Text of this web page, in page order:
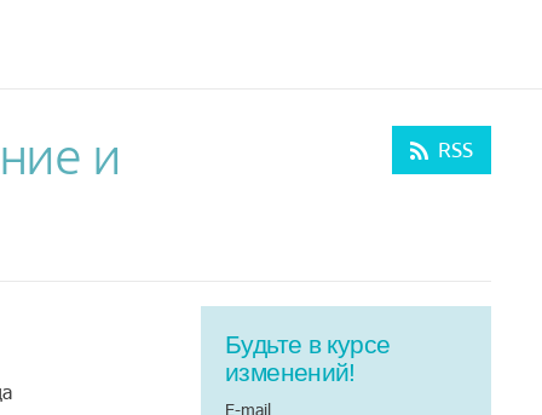
RSS
и
Будьте в курсе
изменений!
E-mail